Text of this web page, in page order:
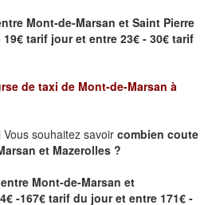
Mont-de-Marsan et Saint Pierre
tarif jour et entre 23€ - 30€ tarif
de taxi de Mont-de-Marsan à
souhaitez savoir combien coute
et Mazerolles ?
Mont-de-Marsan et
-167€ tarif du jour et entre 171€ -